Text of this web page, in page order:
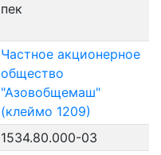
пек
Частное акционерное
общество
"Азовобщемаш"
(клеймо 1209)
1534.80.000-03